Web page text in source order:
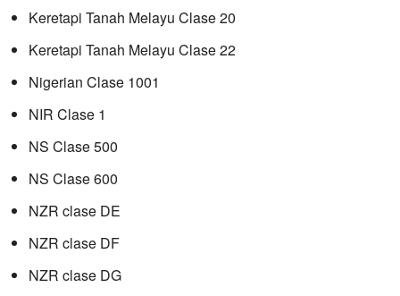
Keretapi Tanah Melayu Clase 20
Keretapi Tanah Melayu Clase 22
Nigerian Clase 1001
NIR Clase 1
NS Clase 500
NS Clase 600
NZR clase DE
NZR clase DF
NZR clase DG